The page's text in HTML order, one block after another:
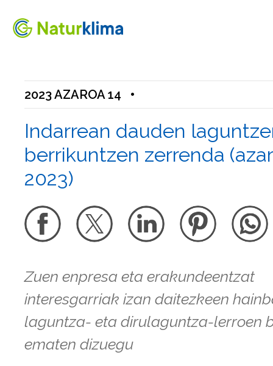
Edukietara jo
2023 AZAROA 14 •
Indarrean dauden
berrikuntzen zerrenda
2023)
Zuen enpresa eta erakundeentzat
interesgarriak izan daitezkeen
laguntza- eta dirulaguntza-lerroen
ematen dizuegu